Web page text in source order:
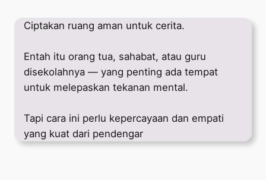
Ciptakan ruang aman untuk cerita.
Entah itu orang tua, sahabat, atau guru
disekolahnya — yang penting ada tempat
untuk melepaskan tekanan mental.
Tapi cara ini perlu kepercayaan dan empati
yang kuat dari pendengar